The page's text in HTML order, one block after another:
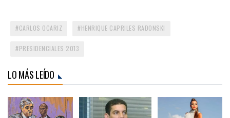
CARLOS OCARIZ HENRIQUE CAPRILES RADONSKI
PRESIDENCIALES 2013
LO MÁS LEÍDO